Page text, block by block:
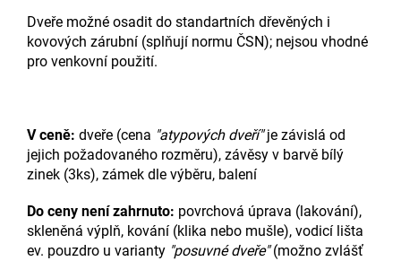
Dveře možné osadit do standartních dřevěných i
kovových zárubní (splňují normu ČSN); nejsou vhodné
pro venkovní použití.
V ceně: dveře (cena "atypových dveří"je závislá od
jejich požadovaného rozměru), závěsy v barvě bílý
zinek (3ks), zámek dle výběru, balení
Do ceny není zahrnuto: povrchová úprava (lakování),
skleněná výplň, kování (klika nebo mušle), vodicí lišta
ev. pouzdro u varianty "posuvné dveře"(možno zvlášť